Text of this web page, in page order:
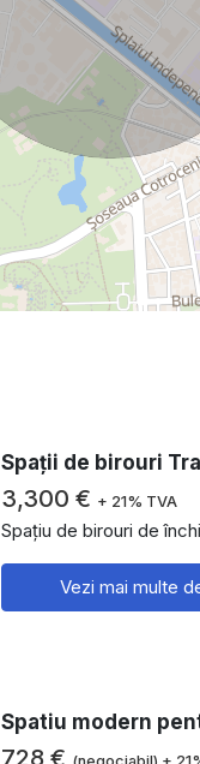
Spații de birouri
3,300 € + 21% TVA
Spațiu de birouri de
Vezi mai multe
Spatiu modern